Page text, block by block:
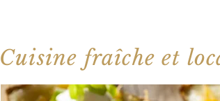
Cuisine fraîche et